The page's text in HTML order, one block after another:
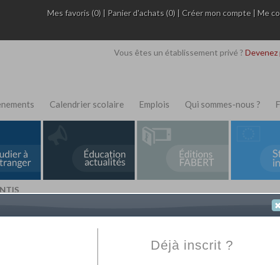
Mes favoris (0) | Panier d'achats (0) |Créer mon compte |Me
Vous êtes un établissement privé ? Devenez
Calendrier scolaire Emplois Qui sommes-nous ?
Fabert.com
12908
privé, du primaire au supérieur, mais aussi des cours
et des cours à distance. Ce moteur regroupe toutes les écoles
Déjà inscrit ?